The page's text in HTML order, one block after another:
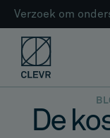
Verzoek om
De